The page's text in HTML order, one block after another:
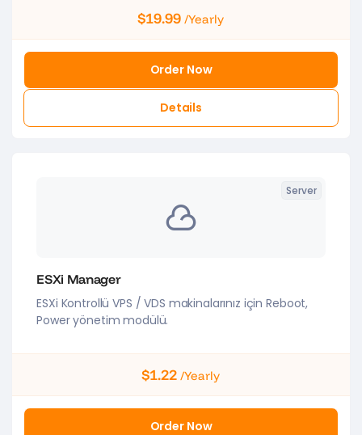
$19.99 /Yearly
Order Now
Details
Server
ESXi Manager
ESXi Kontrollü VPS / VDS makinalarınız için Reboot,
Power yönetim modülü.
$1.22 /Yearly
Order Now